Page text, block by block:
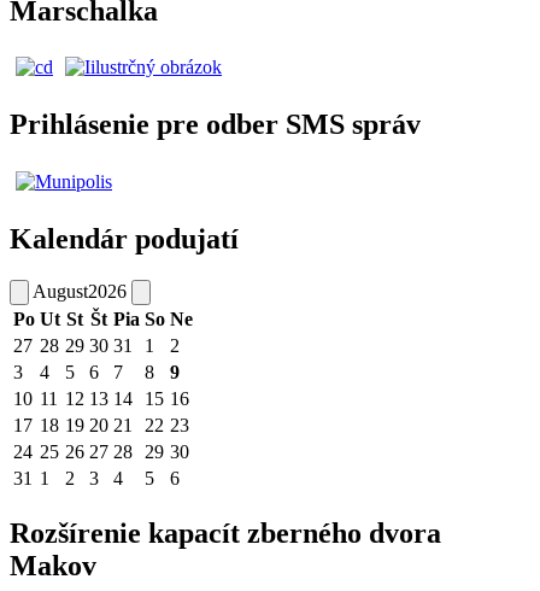
Marschalka
Prihlásenie pre odber SMS správ
Kalendár podujatí
August2026
Po Ut St Št Pia So Ne
27 28 29 30 31 1
2
3
4 5 6 7 8
9
10 11 12 13 14 15 16
17 18 19 20 21 22 23
24 25 26 27 28 29 30
31 1 2 3 4 5 6
Rozšírenie kapacít zberného dvora
Makov